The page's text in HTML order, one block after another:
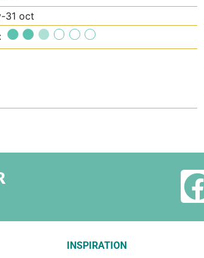
31 oct
INSPIRATION